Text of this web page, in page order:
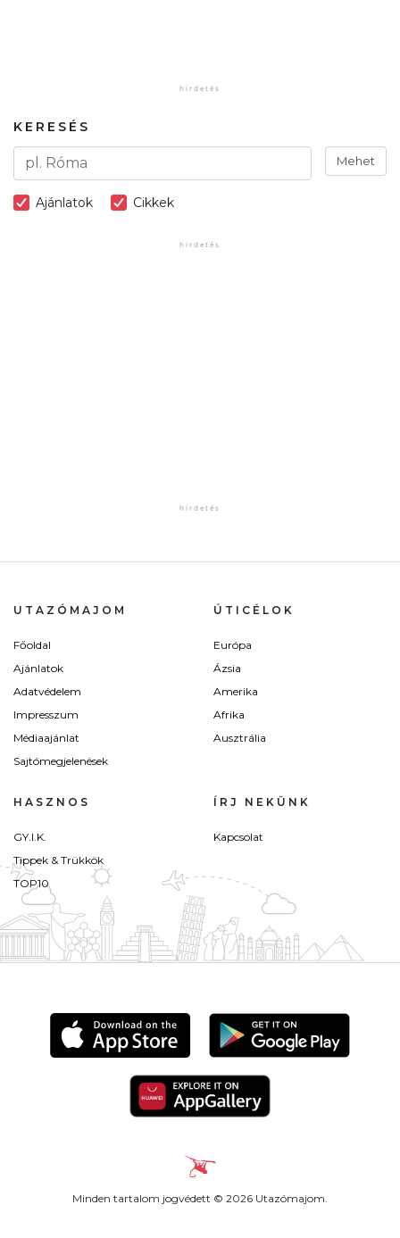
KERESÉS
Mehet
Ajánlatok Cikkek
UTAZÓMAJOM
Főoldal
Ajánlatok
Adatvédelem
Impresszum
Médiaajánlat
Sajtómegjelenések
ÚTICÉLOK
Európa
Ázsia
Amerika
Afrika
Ausztrália
HASZNOS
GY.I.K.
Tippek & Trükkök
TOP10
ÍRJ NEKÜNK
Kapcsolat
Minden tartalom jogvédett © 2026 Utazómajom.